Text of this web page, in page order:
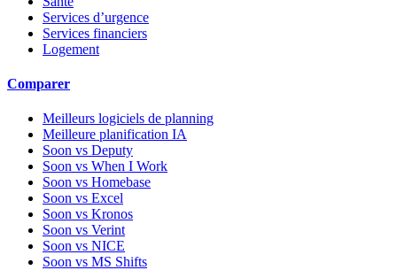
Services d’urgence
Services financiers
Logement
Comparer
Meilleurs logiciels de planning
Meilleure planification IA
Soon vs Deputy
Soon vs When I Work
Soon vs Homebase
Soon vs Excel
Soon vs Kronos
Soon vs Verint
Soon vs NICE
Soon vs MS Shifts